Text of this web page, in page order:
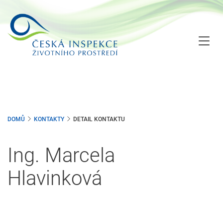
hlavnímu
obsahu
DOMŮ KONTAKTY DETAIL KONTAKTU
Ing. Marcela
Hlavinková